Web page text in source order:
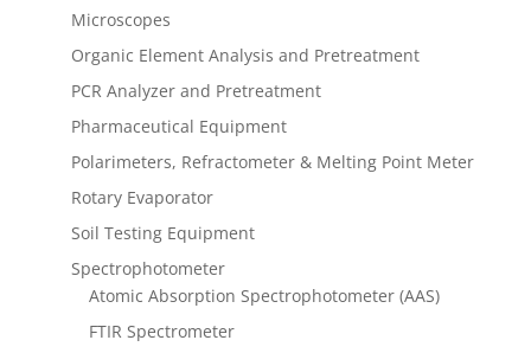
Microscopes
Organic Element Analysis and Pretreatment
PCR Analyzer and Pretreatment
Pharmaceutical Equipment
Polarimeters, Refractometer & Melting Point Meter
Rotary Evaporator
Soil Testing Equipment
Spectrophotometer
Atomic Absorption Spectrophotometer (AAS)
FTIR Spectrometer